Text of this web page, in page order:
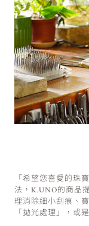
「希望您喜愛的珠
法，K.UNO的商品
理消除細小刮痕、
「拋光處理」，或